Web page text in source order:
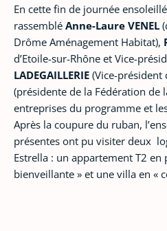
En cette fin de journée
rassemblé Anne-Laure VENEL
Drôme Aménagement Habitat),
d’Etoile-sur-Rhône et Vice-
LADEGAILLERIE (Vice-président
(présidente de la Fédération de
entreprises du programme et
Après la coupure du ruban,
présentes ont pu visiter deux
Estrella : un appartement T2
bienveillante » et une villa en «